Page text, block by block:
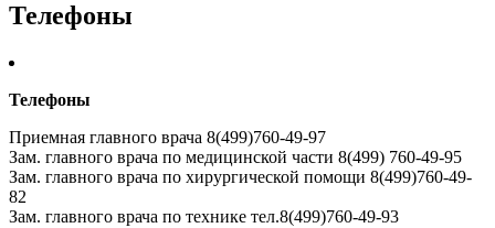
Телефоны
Телефоны
Приемная главного врача 8(499)760-49-97
Зам. главного врача по медицинской части 8(499) 760-49-95
Зам. главного врача по хирургической помощи 8(499)760-49-
82
Зам. главного врача по технике тел.8(499)760-49-93